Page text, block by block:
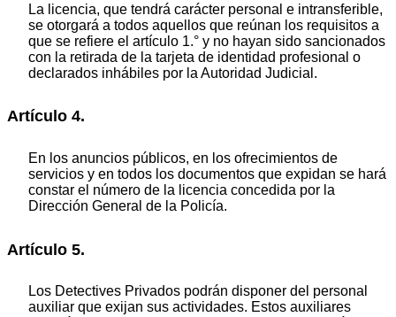
La licencia, que tendrá carácter personal e intransferible,
se otorgará a todos aquellos que reúnan los requisitos a
que se refiere el artículo 1.° y no hayan sido sancionados
con la retirada de la tarjeta de identidad profesional o
declarados inhábiles por la Autoridad Judicial.
Artículo 4.
En los anuncios públicos, en los ofrecimientos de
servicios y en todos los documentos que expidan se hará
constar el número de la licencia concedida por la
Dirección General de la Policía.
Artículo 5.
Los Detectives Privados podrán disponer del personal
auxiliar que exijan sus actividades. Estos auxiliares